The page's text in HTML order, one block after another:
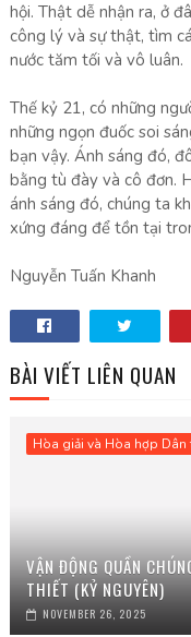
hội. Thật dễ nhận ra, ở
công lý và sự thật, tìm
nước tăm tối và vô luân.
Thế kỷ 21, có những
những ngọn đuốc soi
bạn vậy. Ánh sáng đó,
bằng tù đày và cô đơn.
ánh sáng đó, chúng ta
xứng đáng để tồn tại
Nguyễn Tuấn Khanh
BÀI VIẾT LIÊN QUAN
Hòa giải và Hòa hợp Dân
VẬN ĐỘNG QUẦN
THIẾT (KỶ NGUYÊN)
NOVEMBER 26, 2025